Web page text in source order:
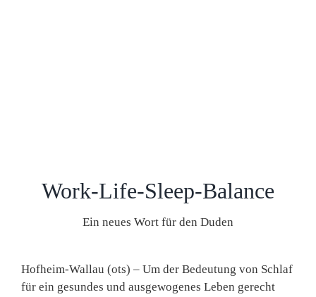
Work-Life-Sleep-Balance
Ein neues Wort für den Duden
Hofheim-Wallau (ots) – Um der Bedeutung von Schlaf
für ein gesundes und ausgewogenes Leben gerecht